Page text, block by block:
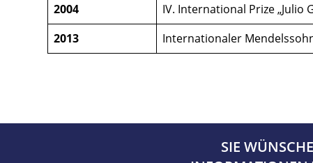
2004
IV. International Prize „Julio
2013
Internationaler
SIE